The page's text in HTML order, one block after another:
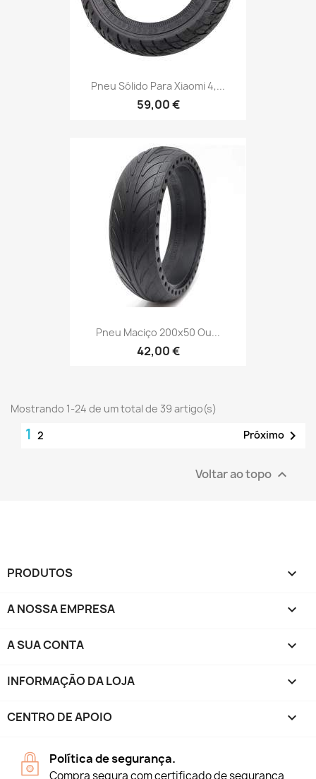
Pneu Sólido Para Xiaomi 4,...
59,00 €
Pneu Maciço 200x50 Ou...
42,00 €
Mostrando 1-24 de um total de 39 artigo(s)
1 2 Próximo 
Voltar ao topo 
PRODUTOS 
A NOSSA EMPRESA 
A SUA CONTA 
INFORMAÇÃO DA LOJA keyboard_arrow_down
CENTRO DE APOIO 
Política de segurança.
Compra segura com certificado de segurança